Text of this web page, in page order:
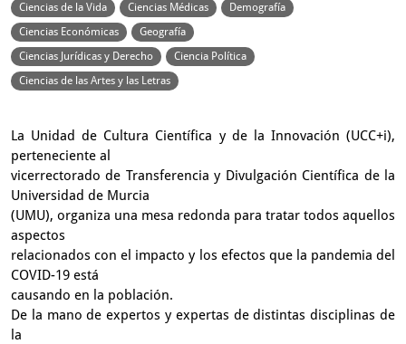
Ciencias de la Vida Ciencias Médicas
Demografía
Ciencias Económicas
Geografía
Ciencias Jurídicas y Derecho
Ciencia Política
Ciencias de las Artes y las Letras
La Unidad de Cultura Científica y de la Innovación (UCC+i),
perteneciente al
vicerrectorado de Transferencia y Divulgación Científica de la
Universidad de Murcia
(UMU), organiza una mesa redonda para tratar todos aquellos
aspectos
relacionados con el impacto y los efectos que la pandemia del
COVID-19 está
causando en la población.
De la mano de expertos y expertas de distintas disciplinas de
la